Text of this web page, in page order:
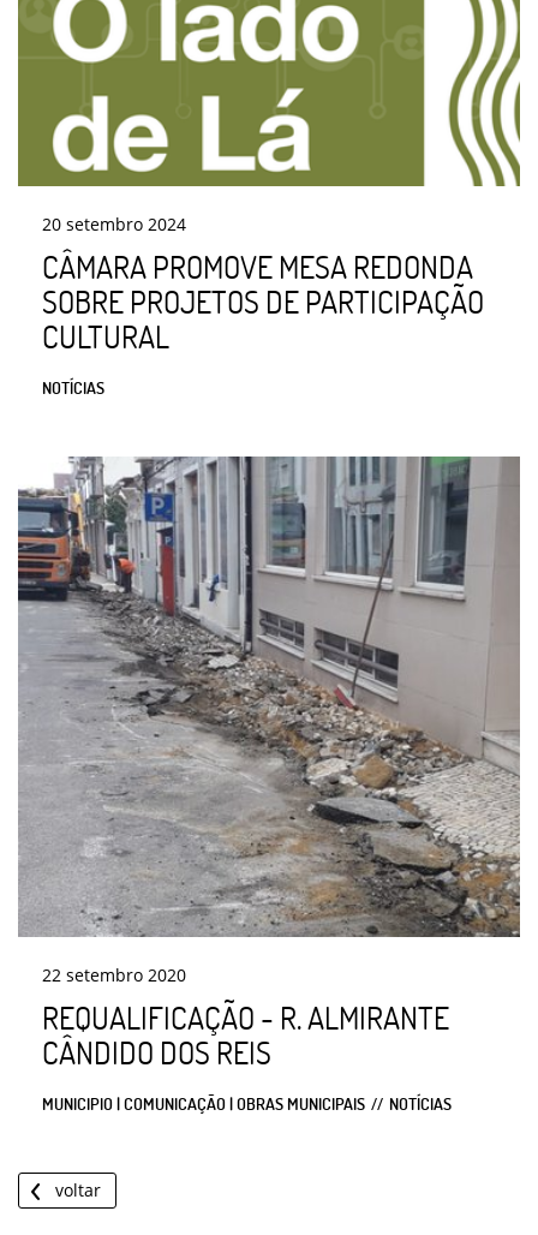
20 setembro 2024
CÂMARA PROMOVE MESA REDONDA
SOBRE PROJETOS DE PARTICIPAÇÃO
CULTURAL
NOTÍCIAS
22 setembro 2020
REQUALIFICAÇÃO - R. ALMIRANTE
CÂNDIDO DOS REIS
MUNICIPIO | COMUNICAÇÃO | OBRAS MUNICIPAIS NOTÍCIAS
voltar